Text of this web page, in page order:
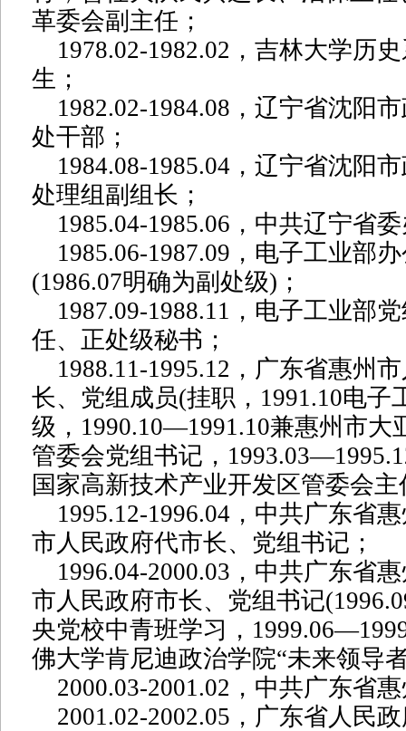
革委会副主任；
1978.02-1982.02，吉林大学历
生；
1982.02-1984.08，辽宁省沈阳
处干部；
1984.08-1985.04，辽宁省沈阳
处理组副组长；
1985.04-1985.06，中共辽宁省
1985.06-1987.09，电子工业部
(1986.07明确为副处级)；
1987.09-1988.11，电子工业部
任、正处级秘书；
1988.11-1995.12，广东省惠州
长、党组成员(挂职，1991.10电子
级，1990.10—1991.10兼惠州市大
管委会党组书记，
国家高新技术产业开发区管委会主
1995.12-1996.04，中共广东省
市人民政府代市长、党组书记；
1996.04-2000.03，中共广东省
市人民政府市长、党组书记
央党校中青班学习，
佛大学肯尼迪政治学院“未来领导
2000.03-2001.02，中共广东省
2001.02-2002.05，广东省人民